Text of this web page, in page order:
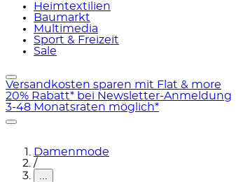
Heimtextilien
Baumarkt
Multimedia
Sport & Freizeit
Sale
Versandkosten sparen mit Flat & more
20% Rabatt* bei Newsletter-Anmeldung
3-48 Monatsraten möglich*
Damenmode
/
...